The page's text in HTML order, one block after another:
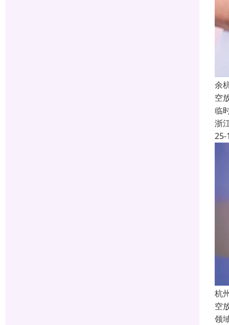
余
空
临
浙
25-
杭
空
领